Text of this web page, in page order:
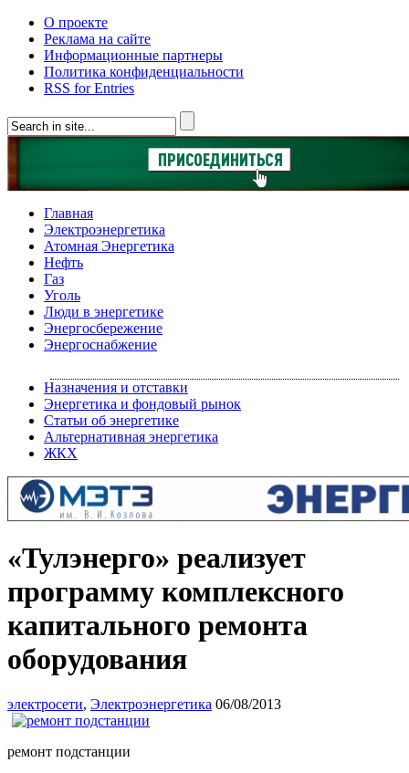
О проекте
Реклама на сайте
Информационные партнеры
Политика конфиденциальности
RSS for Entries
Главная
Электроэнергетика
Атомная Энергетика
Нефть
Газ
Уголь
Люди в энергетике
Энергосбережение
Энергоснабжение
Назначения и отставки
Энергетика и фондовый рынок
Статьи об энергетике
Альтернативная энергетика
ЖКХ
«Тулэнерго» реализует
программу комплексного
капитального ремонта
оборудования
электросети, Электроэнергетика 06/08/2013
ремонт подстанции